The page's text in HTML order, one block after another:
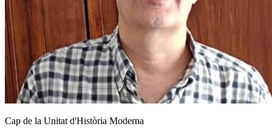
Cap de la Unitat d'Història Moderna